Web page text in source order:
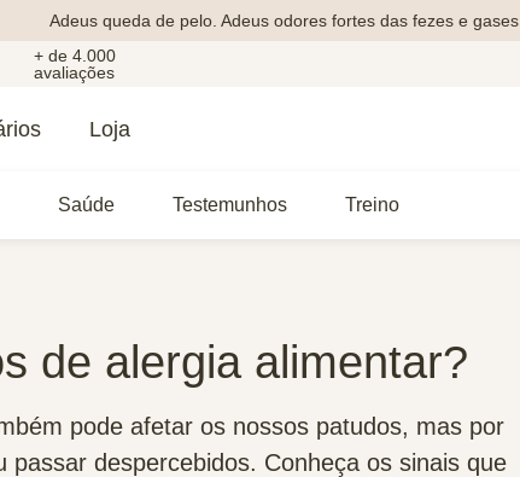
Adeus queda de pelo. Adeus odores fortes das fezes e gases.
+ de 4.000
avaliações
Loja
Saúde Testemunhos Treino
de alergia alimentar?
pode afetar os nossos patudos, mas por
despercebidos. Conheça os sinais que